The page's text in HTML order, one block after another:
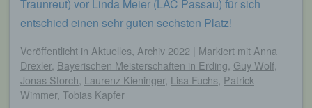
Traunreut) vor Linda Meier (LAC Passau) für sich
entschied einen sehr guten sechsten Platz!
Veröffentlicht in Aktuelles, Archiv 2022 | Markiert mitAnna
Drexler, Bayerischen Meisterschaften in Erding, Guy Wolf,
Jonas Storch, Laurenz Kieninger, Lisa Fuchs, Patrick
Wimmer, Tobias Kapfer
freiwilliger Angabe personenbezogener Daten
dient dem für die Verarbeitung Verantwortlichen
dazu, der betroffenen Person Inhalte oder
Leistungen anzubieten, die aufgrund der Natur der
Sache nur registrierten Benutzern angeboten
werden können. Registrierten Personen steht die
Möglichkeit frei, die bei der Registrierung
angegebenen personenbezogenen Daten